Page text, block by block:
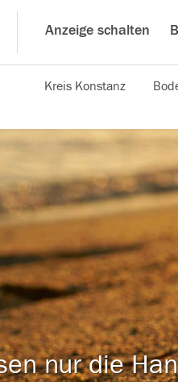
Anzeige schalten
Kreis Konstanz
nur die